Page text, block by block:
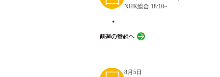
NHK総合 18:10~
8月5日